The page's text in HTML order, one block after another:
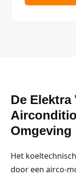
De Elektra
Omgeving
Het
door een airco-